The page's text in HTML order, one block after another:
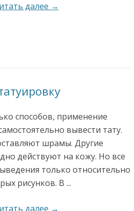
далее →
способов, применение
вывести тату.
шрамы. Другие
действуют на кожу. Но все
только относительно
рисунков. В ...
далее →